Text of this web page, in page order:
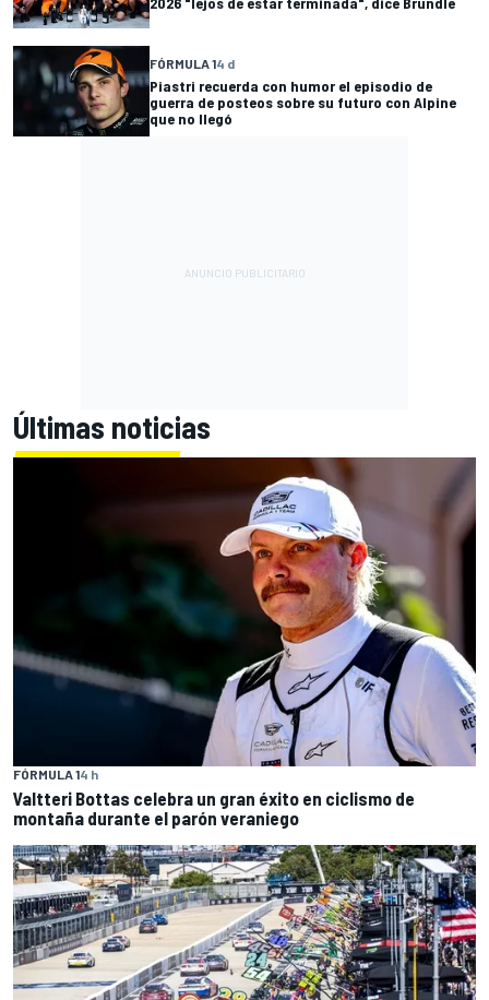
FÓRMULA 14 d
Piastri recuerda con humor el episodio de
guerra de posteos sobre su futuro con Alpine
que no llegó
Últimas noticias
FÓRMULA 14 h
Valtteri Bottas celebra un gran éxito en ciclismo de
montaña durante el parón veraniego